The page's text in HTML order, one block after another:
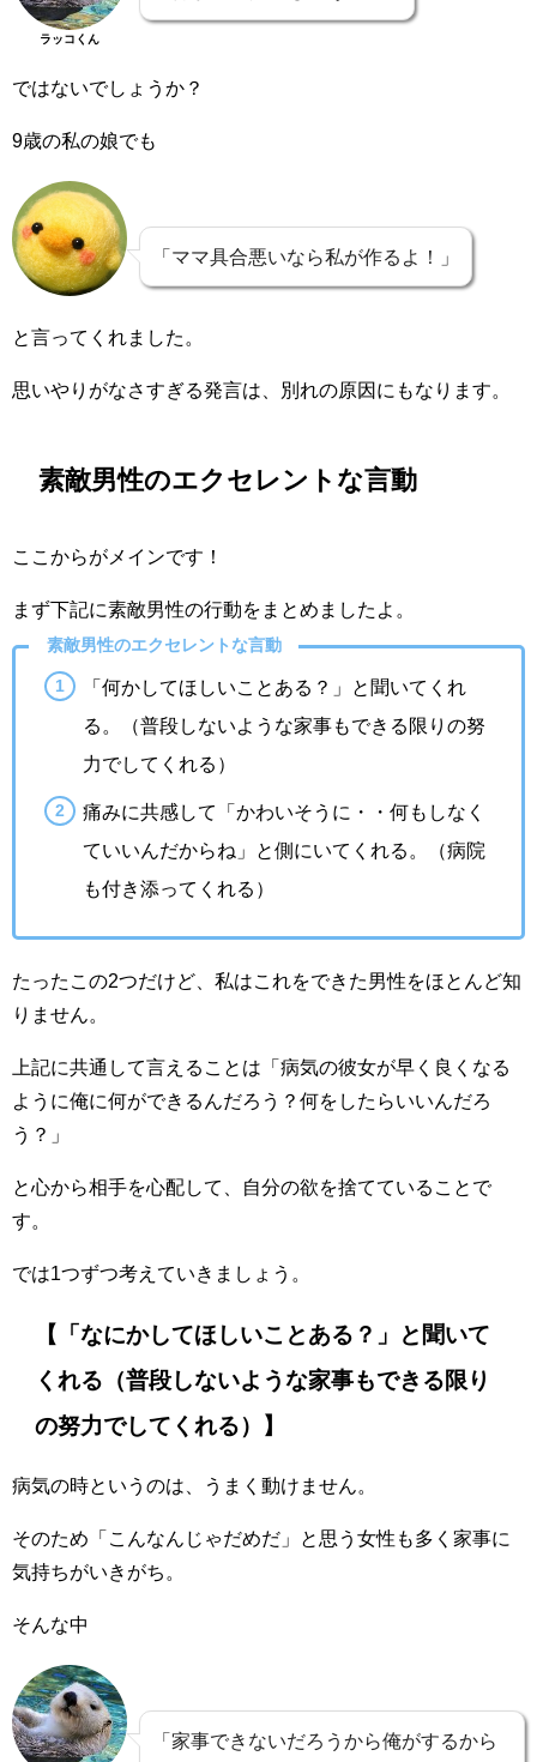
ラッコくん
ではないでしょうか？
9歳の私の娘でも
「ママ具合悪いなら私が作るよ！」
と言ってくれました。
思いやりがなさすぎる発言は、別れの原因にもなります。
素敵男性のエクセレントな言動
ここからがメインです！
まず下記に素敵男性の行動をまとめましたよ。
素敵男性のエクセレントな言動
「何かしてほしいことある？」と聞いてくれ
る。（普段しないような家事もできる限りの努
力でしてくれる）
痛みに共感して「かわいそうに・・何もしなく
ていいんだからね」と側にいてくれる。（病院
も付き添ってくれる）
たったこの2つだけど、私はこれをできた男性をほとんど知
りません。
上記に共通して言えることは「病気の彼女が早く良くなる
ように俺に何ができるんだろう？何をしたらいいんだろ
う？」
と心から相手を心配して、自分の欲を捨てていることで
す。
では1つずつ考えていきましょう。
【「なにかしてほしいことある？」と聞いて
くれる（普段しないような家事もできる限り
の努力でしてくれる）】
病気の時というのは、うまく動けません。
そのため「こんなんじゃだめだ」と思う女性も多く家事に
気持ちがいきがち。
そんな中
「家事できないだろうから俺がするから